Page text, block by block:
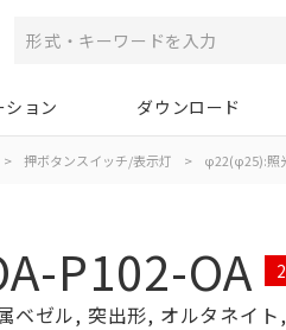
ション ダウンロード
> 押ボタンスイッチ/表示灯 > φ22(φ25):照
P102-OA
ベゼル, 突出形, オルタネイ